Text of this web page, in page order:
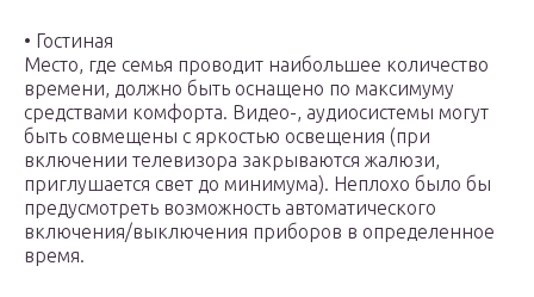
• Гостиная
Место, где семья проводит наибольшее количество
времени, должно быть оснащено по максимуму
средствами комфорта. Видео-, аудиосистемы могут
быть совмещены с яркостью освещения (при
включении телевизора закрываются жалюзи,
приглушается свет до минимума). Неплохо было бы
предусмотреть возможность автоматического
включения/выключения приборов в определенное
время.